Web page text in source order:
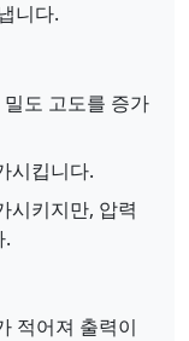
니다.
도 고도를 증가
시킵니다.
시키지만, 압력
.
적어져 출력이